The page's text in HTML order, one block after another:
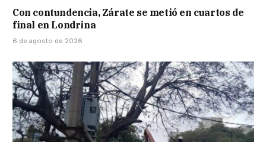
Con contundencia, Zárate se metió en cuartos de
final en Londrina
6 de agosto de 2026